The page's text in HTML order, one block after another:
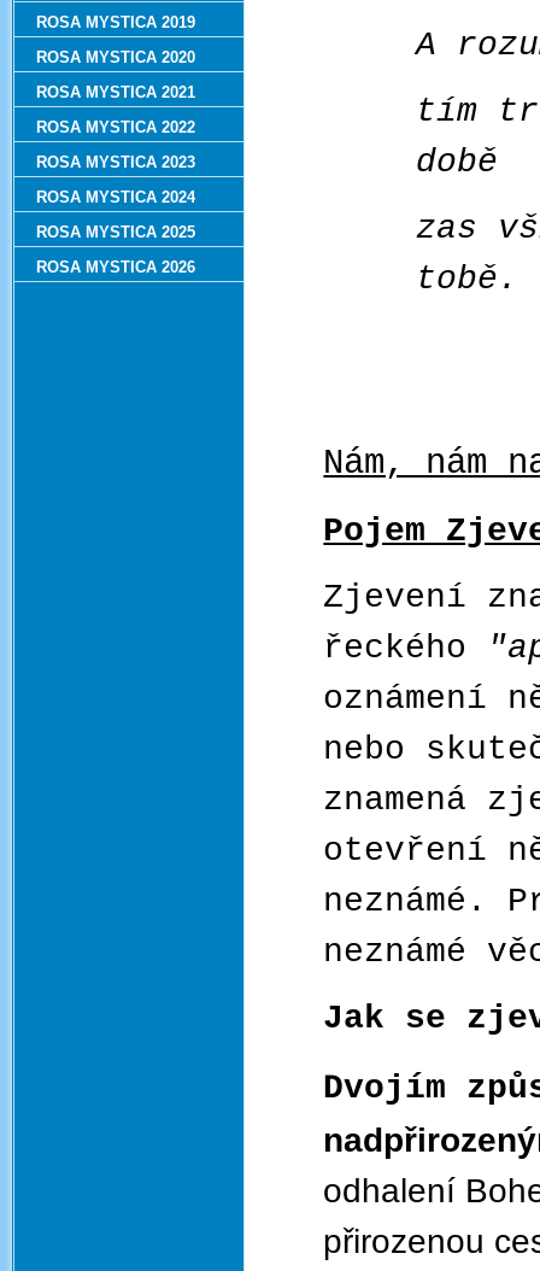
A
tím
době
zas
tobě.
Nám,
Pojem
Zjevení
řeckého
oznámení
nebo
znamená
otevření
neznámé.
neznámé
Jak se
Dvojím
odhalení
přirozenou
ROSA MYSTICA 2019
ROSA MYSTICA 2020
ROSA MYSTICA 2021
ROSA MYSTICA 2022
ROSA MYSTICA 2023
ROSA MYSTICA 2024
ROSA MYSTICA 2025
ROSA MYSTICA 2026